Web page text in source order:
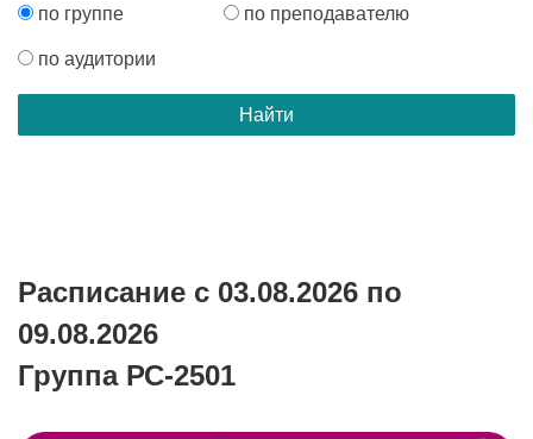
по группе по преподавателю
по аудитории
Расписание с 03.08.2026 по
09.08.2026
Группа РС-2501